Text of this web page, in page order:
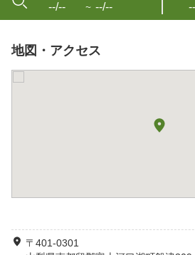
--/-- 〜 --/-- --
地図・アクセス
〒401-0301